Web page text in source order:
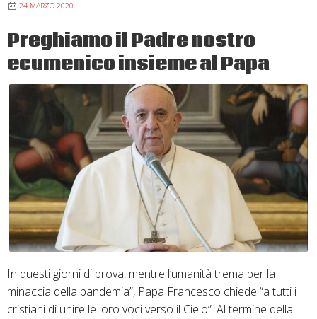
24 MARZO 2020
Preghiamo il Padre nostro
ecumenico insieme al Papa
In questi giorni di prova, mentre l’umanità trema per la
minaccia della pandemia”, Papa Francesco chiede “a tutti i
cristiani di unire le loro voci verso il Cielo”. Al termine della